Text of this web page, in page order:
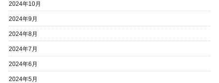
2024年10月
2024年9月
2024年8月
2024年7月
2024年6月
2024年5月